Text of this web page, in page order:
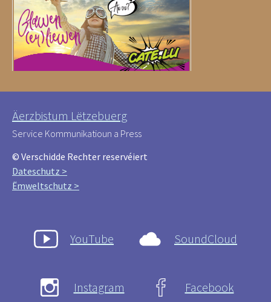
Äerzbistum Lëtzebuerg
Service Kommunikatioun a Press
© Verschidde Rechter reservéiert
Dateschutz >
Ëmweltschutz >
YouTube SoundCloud
Instagram Facebook